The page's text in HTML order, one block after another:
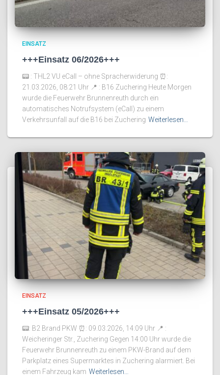
EINSATZ
+++Einsatz 06/2026+++
📟 : THL2 VU eCall – ohne Spracherwiderung ⏰️:
21.03.2026, 08:21 Uhr 📍 : B16 Zuchering Heute Morgen
wurde die Feuerwehr Brunnenreuth durch ein
automatisches Notrufsystem (eCall) zu einem
Verkehrsunfall auf die B16 bei Zuchering Weiterlesen…
EINSATZ
+++Einsatz 05/2026+++
📟: B2 Brand PKW ⏰️: 09.03.2026, 14:09 Uhr 📍 :
Weicheringer Str., Zuchering Gegen 14:00 Uhr wurde die
Feuerwehr Brunnenreuth zu einem PKW-Brand auf dem
Parkplatz eines Supermarktes in Zuchering alarmiert. Bei
einem Fahrzeug kam Weiterlesen…